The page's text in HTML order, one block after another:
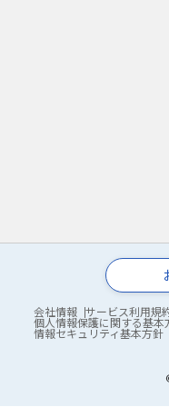
会社情報 サービス利用規
個人情報保護に関する基本
情報セキュリティ基本方針